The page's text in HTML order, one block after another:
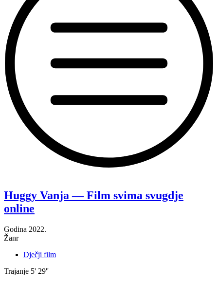
uvijek
zlo
—
svima
svugdje
Huggy Vanja — Film svima svugdje
online
Godina 2022.
Žanr
Dječji film
Trajanje 5' 29''